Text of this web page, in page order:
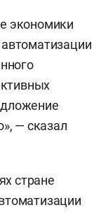
экономики
— сказал
стране